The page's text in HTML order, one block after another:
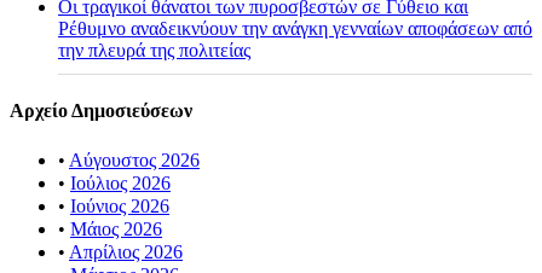
Οι τραγικοί θάνατοι των πυροσβεστών σε Γύθειο και
Ρέθυμνο αναδεικνύουν την ανάγκη γενναίων αποφάσεων από
την πλευρά της πολιτείας
Αρχείο Δημοσιεύσεων
• Αύγουστος 2026
• Ιούλιος 2026
• Ιούνιος 2026
• Μάιος 2026
• Απρίλιος 2026